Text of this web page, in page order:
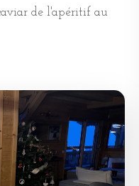
de l'apéritif au